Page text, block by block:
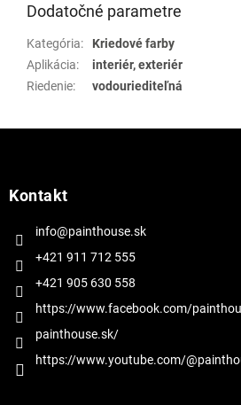
Dodatočné parametre
Kategória:
Kriedové farby
Aplikácia:
interiér, exteriér
Riedenie: vodouriediteľná
Kontakt
info@painthouse.sk
+421 911 712 555
+421 905 630 558
https://www.facebook.com/
painthouse.sk/
https://www.youtube.com/